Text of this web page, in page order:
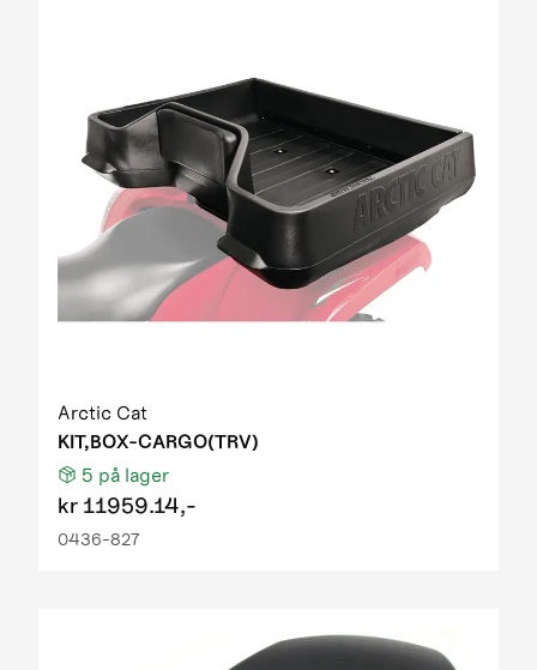
Arctic Cat
KIT,BOX-CARGO(TRV)
5 på lager
kr 11959.14,-
0436-827